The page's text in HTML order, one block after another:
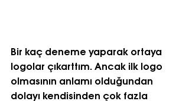
Bir kaç deneme yaparak ortaya
logolar çıkarttım. Ancak ilk logo
olmasının anlamı olduğundan
dolayı kendisinden çok fazla